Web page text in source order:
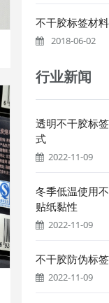
不干胶标签材
2018-06-02
行业新闻
透明不干胶标
式
2022-11-09
冬季低温使用
贴纸黏性
2022-11-09
不干胶防伪标
2022-11-09